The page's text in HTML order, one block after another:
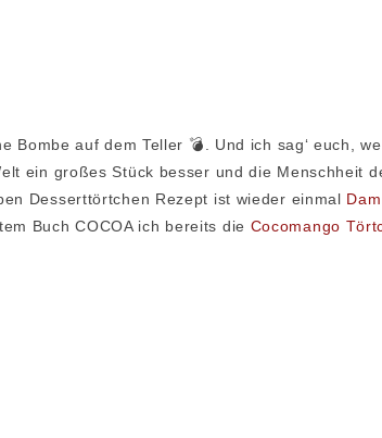
auf dem Teller 💣. Und ich sag‘ euch,
ein großes Stück besser und die Menschheit
Desserttörtchen Rezept ist wieder einmal
Buch COCOA ich bereits die Cocomango